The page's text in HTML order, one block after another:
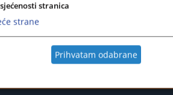
stranica
strane
Prihvatam odabrane